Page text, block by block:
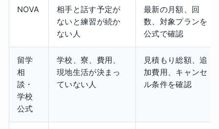
NOVA
相手と話す予定が
ないと練習が続か
ない人
最新の月額、回
数、対象プランを
公式で確認
留学
相
談・
学校
公式
学校、寮、費用、
現地生活が決まっ
ていない人
見積もり総額、追
加費用、キャンセ
ル条件を確認